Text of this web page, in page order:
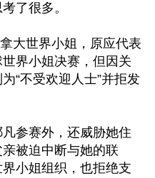
了很多。
大世界小姐，原应代表
界小姐决赛，但因关
“不受欢迎人士”并拒发
参赛外，还威胁她住
被迫中断与她的联
小姐组织，也拒绝支